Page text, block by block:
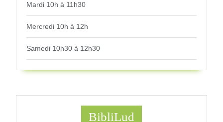
Mardi 10h à 11h30
Mercredi 10h à 12h
Samedi 10h30 à 12h30
BibliLud